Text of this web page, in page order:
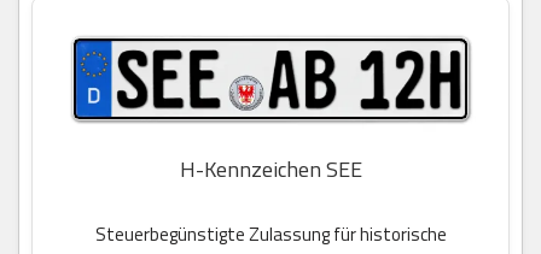
H-Kennzeichen SEE
Steuerbegünstigte Zulassung für historische